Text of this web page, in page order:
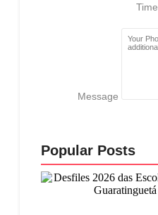
Time
Message
Popular Posts